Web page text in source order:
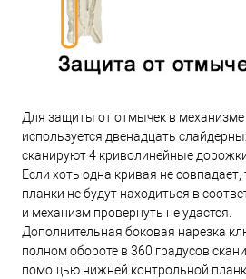
Для защиты от отмычек в
используется двенадцать
сканируют 4 криволинейные
Если хоть одна кривая не
планки не будут находиться в
и механизм провернуть не удастся.
Дополнительная боковая нарезка
полном обороте в 360 градусов
помощью нижней контрольной